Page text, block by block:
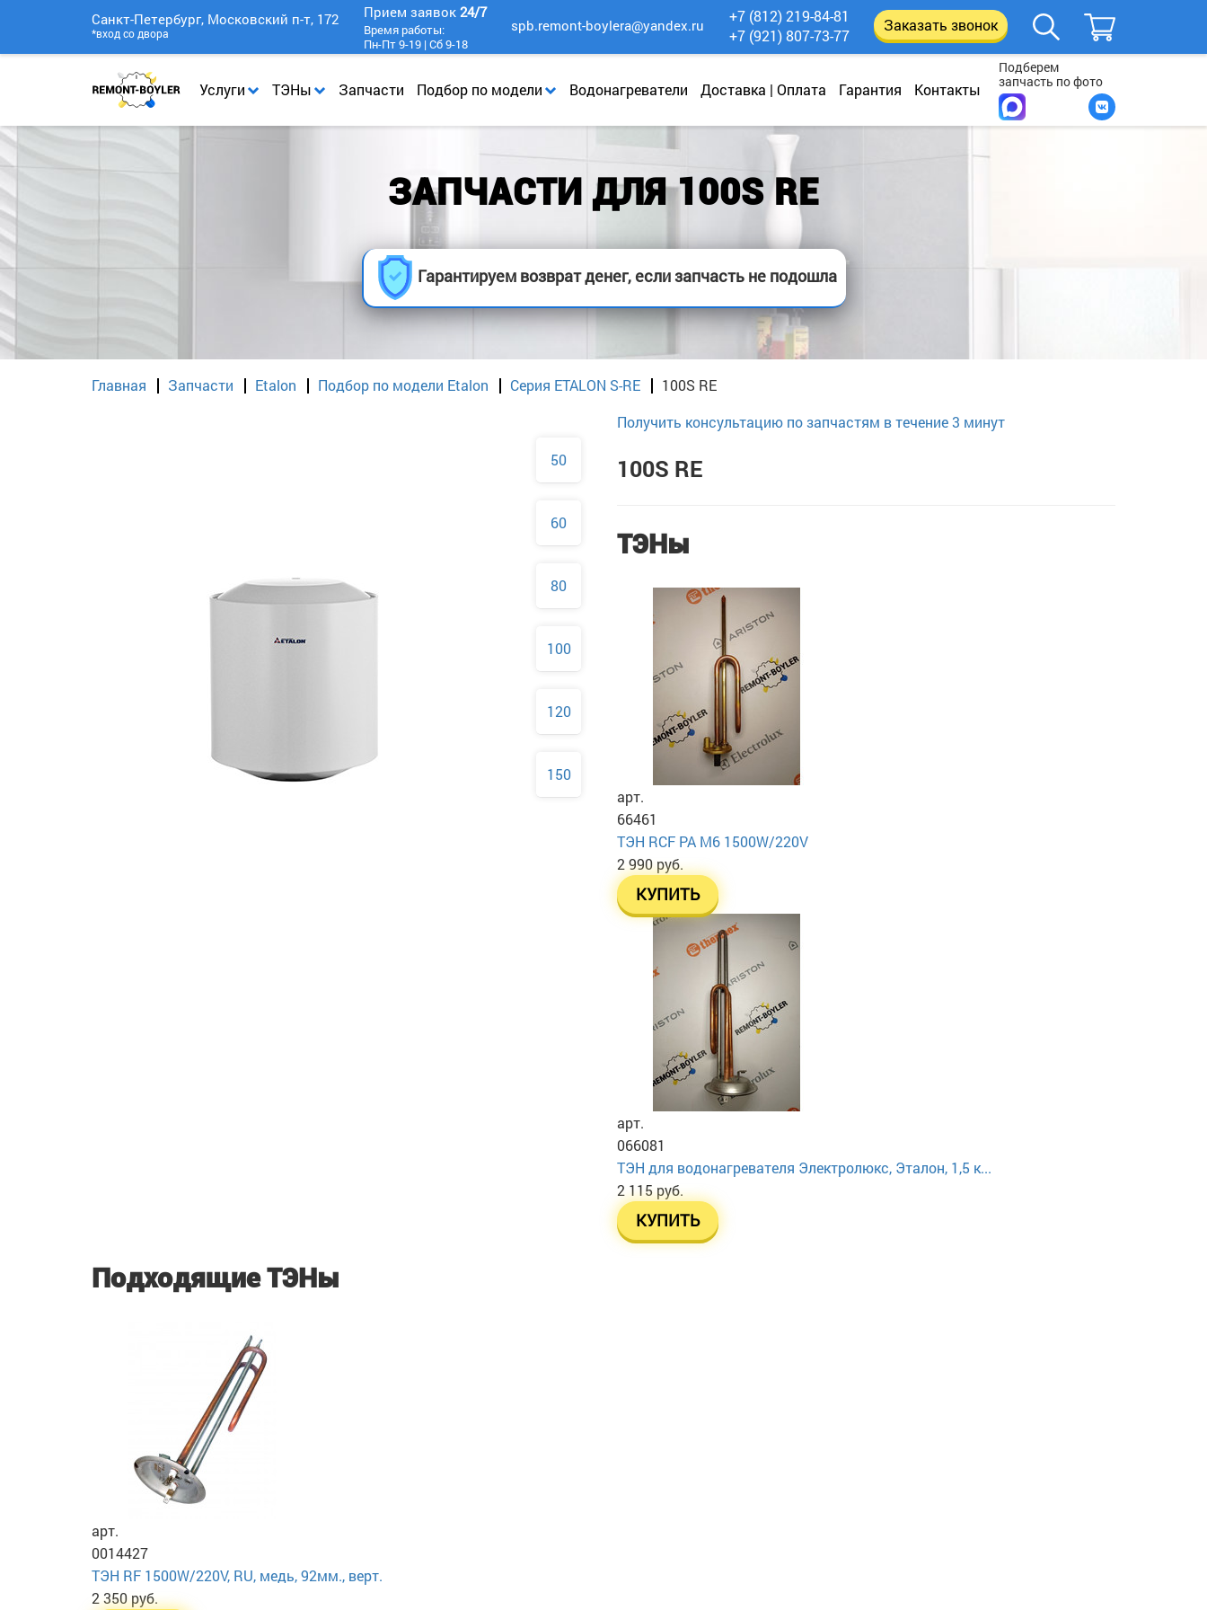
Услуги ТЭНы Запчасти Подбор по модели Водонагреватели Доставка | Оплата Гарантия Контакты
Подберем
запчасть по фото
Санкт-Петербург, Московский п-т, 172
*вход со двора
Прием заявок 24/7
Время работы:
Пн-Пт 9-19 | Сб 9-18
spb.remont-boylera@yandex.ru
+7 (812) 219-84-81
+7 (921) 807-73-77
Заказать звонок
ЗАПЧАСТИ ДЛЯ 100S RE
Гарантируем возврат денег, если запчасть не подошла
Главная Запчасти Etalon Подбор по модели Etalon Серия ETALON S-RE 100S RE
50
60
80
100
120
150
Получить консультацию по запчастям в течение 3 минут
100S RE
ТЭНы
арт.
66461
ТЭН RСF PA М6 1500W/220V
2 990 руб.
КУПИТЬ
арт.
066081
ТЭН для водонагревателя Электролюкс, Эталон, 1,5 к...
2 115 руб.
КУПИТЬ
Подходящие ТЭНы
арт.
0014427
ТЭН RF 1500W/220V, RU, медь, 92мм., верт.
2 350 руб.